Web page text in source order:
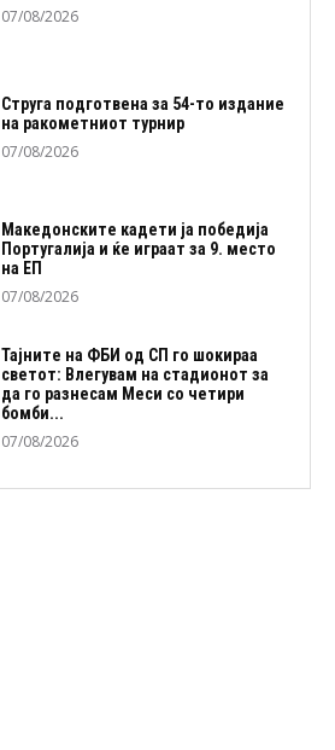
07/08/2026
Струга подготвена за 54-то издание
на ракометниот турнир
07/08/2026
Македонските кадети ја победија
Португалија и ќе играат за 9. место
на ЕП
07/08/2026
Тајните на ФБИ од СП го шокираа
светот: Влегувам на стадионот за
да го разнесам Меси со четири
бомби...
07/08/2026